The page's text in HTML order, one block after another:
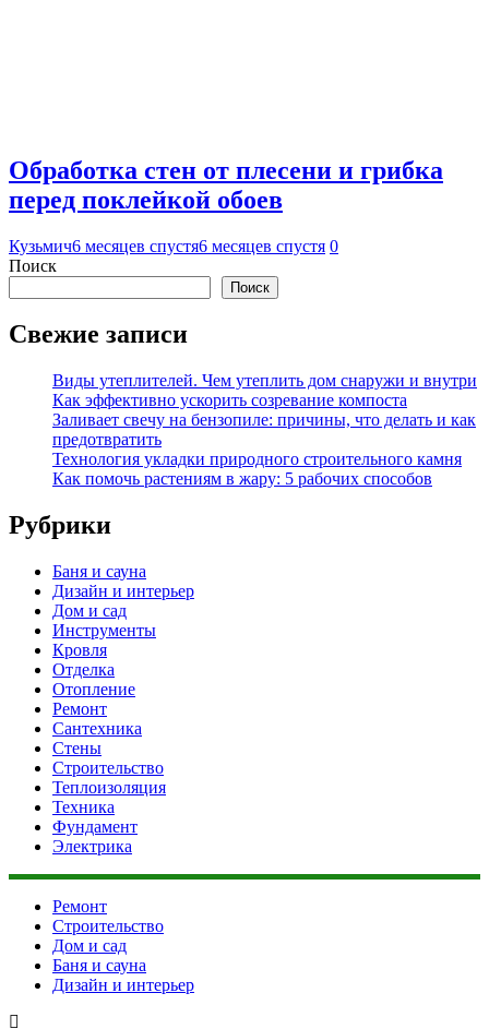
Обработка стен от плесени и грибка
перед поклейкой обоев
Кузьмич6 месяцев спустя6 месяцев спустя 0
Поиск
Поиск
Свежие записи
Виды утеплителей. Чем утеплить дом снаружи и внутри
Как эффективно ускорить созревание компоста
Заливает свечу на бензопиле: причины, что делать и как
предотвратить
Технология укладки природного строительного камня
Как помочь растениям в жару: 5 рабочих способов
Рубрики
Баня и сауна
Дизайн и интерьер
Дом и сад
Инструменты
Кровля
Отделка
Отопление
Ремонт
Сантехника
Стены
Строительство
Теплоизоляция
Техника
Фундамент
Электрика
Ремонт
Строительство
Дом и сад
Баня и сауна
Дизайн и интерьер